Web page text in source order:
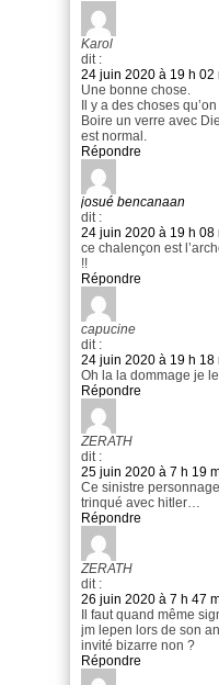
Karol
dit :
24 juin 2020 à 19 h 02
Une bonne chose.
Il y a des choses
Boire un verre avec
est normal.
Répondre
josué bencanaan
dit :
24 juin 2020 à 19 h 08
ce chalençon est
!!
Répondre
capucine
dit :
24 juin 2020 à 19 h 18
Oh la la dommage je
Répondre
ZERATH
dit :
25 juin 2020 à 7 h 19
Ce sinistre
trinqué avec hitler…
Répondre
ZERATH
dit :
26 juin 2020 à 7 h 47
Il faut quand même
jm lepen lors de son
invité bizarre non ?
Répondre